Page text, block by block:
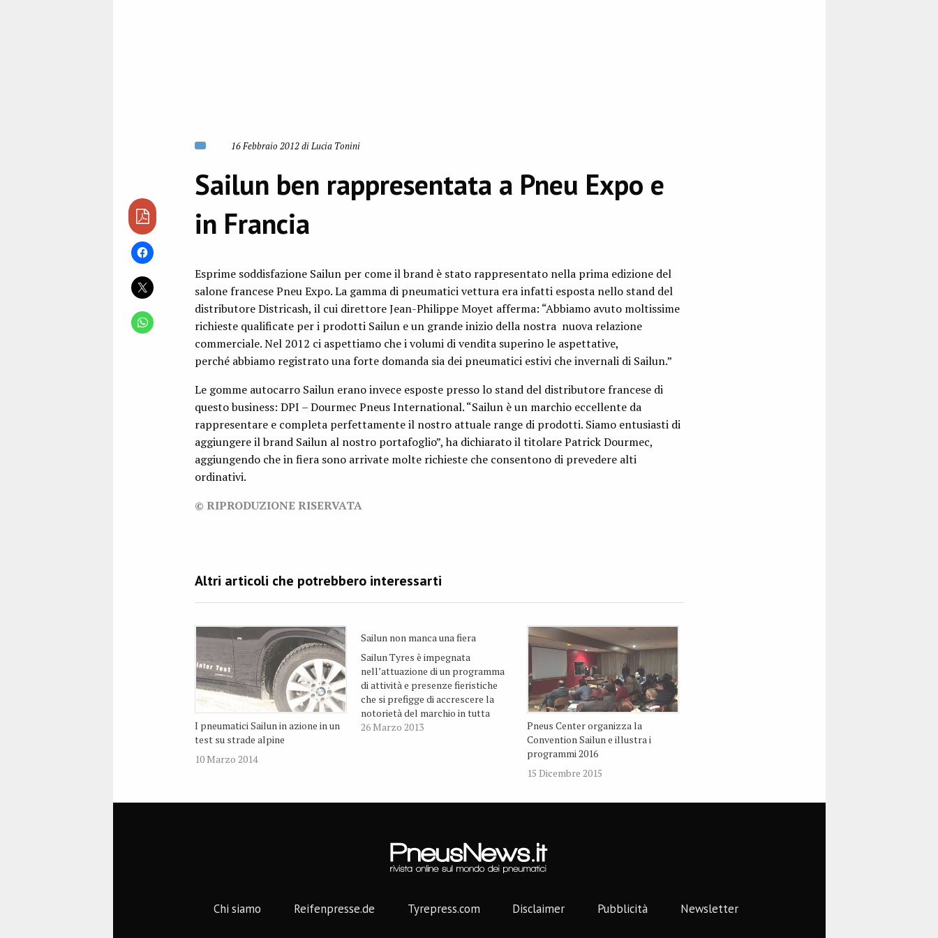
16 Febbraio 2012 di Lucia Tonini
Sailun ben rappresentata a Pneu Expo e
in Francia
Esprime soddisfazione Sailun per come il brand è stato rappresentato nella prima edizione del
salone francese Pneu Expo. La gamma di pneumatici vettura era infatti esposta nello stand del
distributore Districash, il cui direttore Jean-Philippe Moyet afferma: “Abbiamo avuto moltissime
richieste qualificate per i prodotti Sailun e un grande inizio della nostra nuova relazione
commerciale. Nel 2012 ci aspettiamo che i volumi di vendita superino le aspettative,
perché abbiamo registrato una forte domanda sia dei pneumatici estivi che invernali di Sailun.”
Le gomme autocarro Sailun erano invece esposte presso lo stand del distributore francese di
questo business: DPI – Dourmec Pneus International. “Sailun è un marchio eccellente da
rappresentare e completa perfettamente il nostro attuale range di prodotti. Siamo entusiasti di
aggiungere il brand Sailun al nostro portafoglio”, ha dichiarato il titolare Patrick Dourmec,
aggiungendo che in fiera sono arrivate molte richieste che consentono di prevedere alti
ordinativi.
© RIPRODUZIONE RISERVATA
I pneumatici Sailun in azione in un
test su strade alpine
10 Marzo 2014
Sailun non manca una fiera
Sailun Tyres è impegnata
nell’attuazione di un programma
di attività e presenze fieristiche
che si prefigge di accrescere la
notorietà del marchio in tutta
Europa, Medio Oriente e Africa.
26 Marzo 2013
Pneus Center organizza la
Convention Sailun e illustra i
programmi 2016
15 Dicembre 2015
Chi siamo Reifenpresse.de Tyrepress.com Disclaimer Pubblicità Newsletter